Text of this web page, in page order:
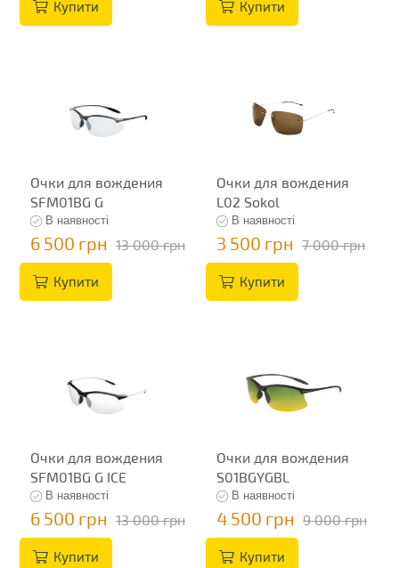
Купити Купити
Очки для вождения
SFM01BG G
В наявності
6 500 грн 13 000 грн
Купити
Очки для вождения
L02 Sokol
В наявності
3 500 грн 7 000 грн
Купити
Очки для вождения
SFM01BG G ICE
В наявності
6 500 грн 13 000 грн
Купити
Очки для вождения
S01BGYGBL
В наявності
4 500 грн 9 000 грн
Купити